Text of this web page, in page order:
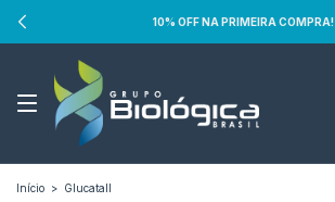
10% OFF NA PRIMEIRA COMPRA!
Início > Glucatall